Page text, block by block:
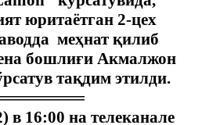
юритаётган 2-цех
меҳнат қилиб
бошлиғи Акмалжон
тақдим этилди.
в 16:00 на телеканале